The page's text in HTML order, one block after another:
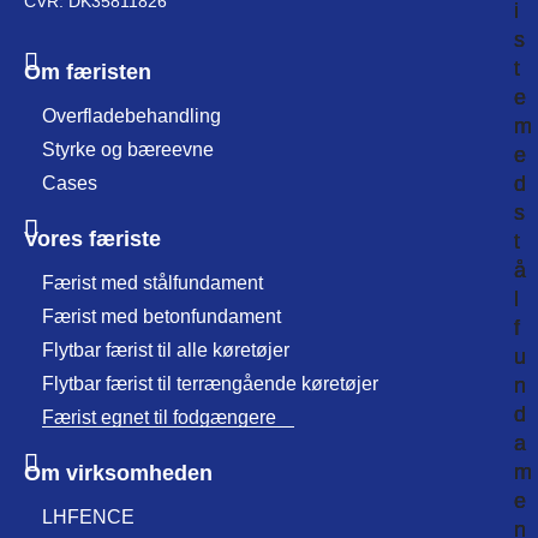
i
s
t
e
m
e
d
s
t
å
l
f
u
n
d
a
m
e
n
i
s
t
e
m
e
d
s
t
å
l
f
u
n
d
a
m
e
n
i
s
t
e
m
e
d
s
t
å
l
f
u
n
d
a
m
e
n
Om færisten
Overfladebehandling
Styrke og bæreevne
Cases
Vores færiste
Færist med stålfundament
Færist med betonfundament
Flytbar færist til alle køretøjer
Flytbar færist til terrængående køretøjer
Færist egnet til fodgængere
Om virksomheden
LHFENCE